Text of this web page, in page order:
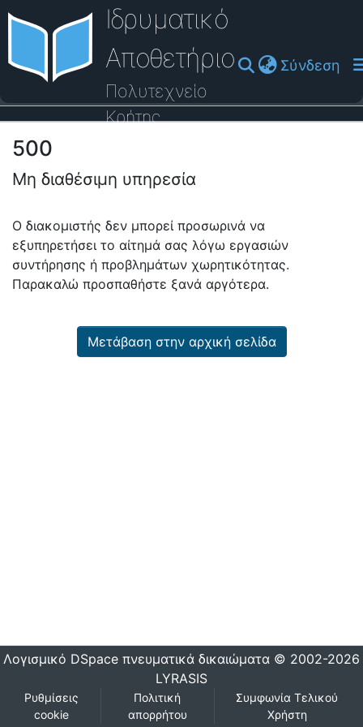
Ιδρυματικό
Αποθετήριο
Πολυτεχνείο
Κρήτης
Σύνδεση
Οδηγός Βοήθειας
500
Μη διαθέσιμη υπηρεσία
Ο διακομιστής δεν μπορεί προσωρινά να
εξυπηρετήσει το αίτημά σας λόγω εργασιών
συντήρησης ή προβλημάτων χωρητικότητας.
Παρακαλώ προσπαθήστε ξανά αργότερα.
Μετάβαση στην αρχική σελίδα
Λογισμικό DSpace πνευματικά δικαιώματα © 2002-2026
LYRASIS
Ρυθμίσεις
cookie
Πολιτική
απορρήτου
Συμφωνία Τελικού
Χρήστη